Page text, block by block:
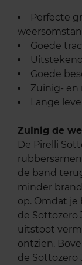
Perfecte
Goede
Goede
Zuinig- en
Lange
Zuinig de
De Pirelli
de band
minder
op. Omdat
de Sottozero
uitstoot
ontzien.
de Sottozero